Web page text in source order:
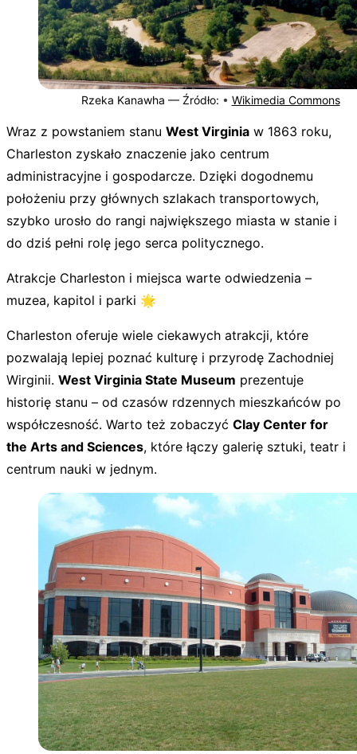
Rzeka Kanawha — Źródło: • Wikimedia Commons
Wraz z powstaniem stanu West Virginia w 1863 roku,
Charleston zyskało znaczenie jako centrum
administracyjne i gospodarcze. Dzięki dogodnemu
położeniu przy głównych szlakach transportowych,
szybko urosło do rangi największego miasta w stanie i
do dziś pełni rolę jego serca politycznego.
Atrakcje Charleston i miejsca warte odwiedzenia –
muzea, kapitol i parki 🌟
Charleston oferuje wiele ciekawych atrakcji, które
pozwalają lepiej poznać kulturę i przyrodę Zachodniej
Wirginii. West Virginia State Museum prezentuje
historię stanu – od czasów rdzennych mieszkańców po
współczesność. Warto też zobaczyć Clay Center for
the Arts and Sciences, które łączy galerię sztuki, teatr i
centrum nauki w jednym.